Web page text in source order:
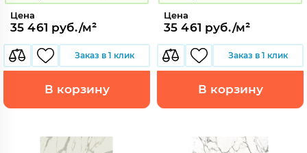
Цена
35 461 руб./м²
Заказ в 1 клик
В корзину
Цена
35 461 руб./м²
Заказ в 1 клик
В корзину